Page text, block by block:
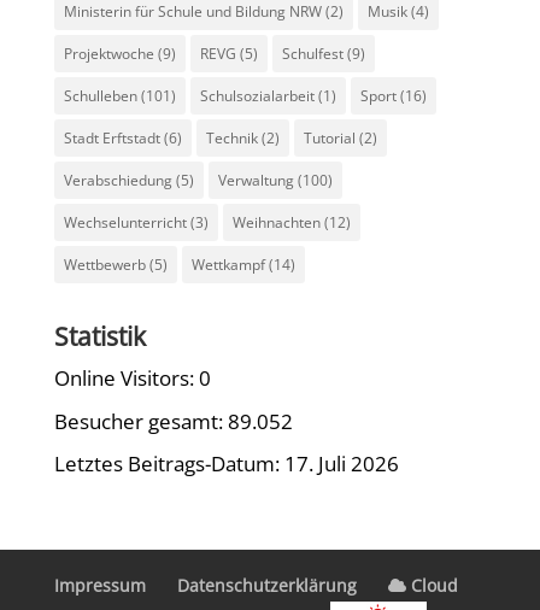
Ministerin für Schule und Bildung NRW(2) Musik(4)
Projektwoche (9) REVG (5) Schulfest(9)
Schulleben(101) Schulsozialarbeit(1) Sport(16)
Stadt Erftstadt(6) Technik(2) Tutorial (2)
Verabschiedung(5) Verwaltung(100)
Wechselunterricht(3) Weihnachten(12)
Wettbewerb(5) Wettkampf(14)
Statistik
Online Visitors:0
Besucher gesamt:89.052
Letztes Beitrags-Datum: 17. Juli 2026
Impressum Datenschutzerklärung Cloud